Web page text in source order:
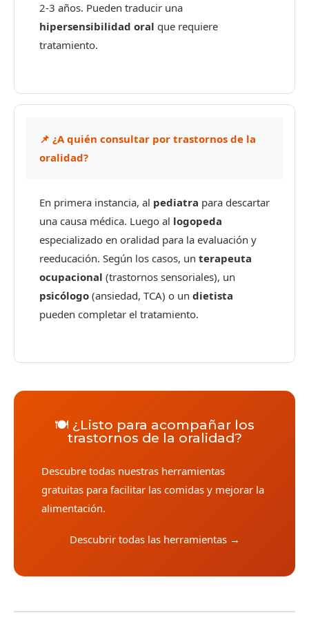
2-3 años. Pueden traducir una
hipersensibilidad oral que requiere
tratamiento.
📌 ¿A quién consultar por trastornos de la
oralidad?
En primera instancia, al pediatra para descartar
una causa médica. Luego al logopeda
especializado en oralidad para la evaluación y
reeducación. Según los casos, un terapeuta
ocupacional (trastornos sensoriales), un
psicólogo (ansiedad, TCA) o un dietista
pueden completar el tratamiento.
🍽️ ¿Listo para acompañar los
trastornos de la oralidad?
Descubre todas nuestras herramientas
gratuitas para facilitar las comidas y mejorar la
alimentación.
Descubrir todas las herramientas →